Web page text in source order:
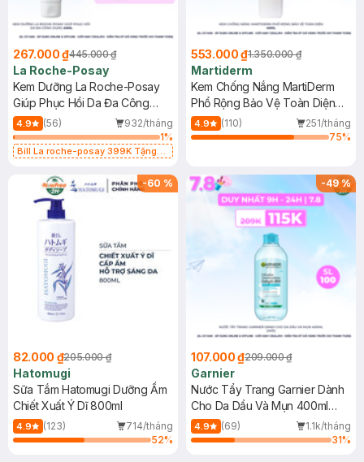
267.000 ₫445.000 ₫
La Roche-Posay
Kem Dưỡng La Roche-Posay
Giúp Phục Hồi Da Đa Công
Dụng 40ml
4.9 (56)
932/tháng
1%
Bill La roche-posay 399K Tặng
(SL có hạn)
553.000 ₫1.350.000 ₫
Martiderm
Kem Chống Nắng MartiDerm
Phổ Rộng Bảo Vệ Toàn Diện
40ml
4.9 (110)
251/tháng
75%
-60 %
82.000 ₫205.000 ₫
Hatomugi
Sữa Tắm Hatomugi Dưỡng Ẩm
Chiết Xuất Ý Dĩ 800ml
4.9 (123)
714/tháng
52%
-49%
107.000 ₫209.000 ₫
Garnier
Nước Tẩy Trang Garnier Dành
Cho Da Dầu Và Mụn 400ml
(Mới)
4.9 (69)
1.1k/tháng
31%